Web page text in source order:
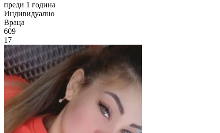
преди 1 година
Индивидуално
Враца
609
17